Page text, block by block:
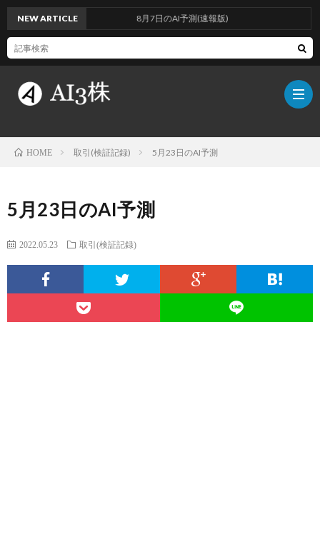
グ
NEW ARTICLE 8月7日のAI予測(速報版)
HOME 取引(検証記録) 5月23日のAI予測
5月23日のAI予測
2022.05.23 取引(検証記録)